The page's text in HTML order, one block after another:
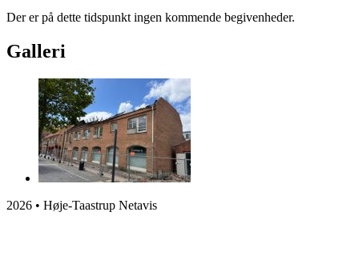
Der er på dette tidspunkt ingen kommende begivenheder.
Galleri
2026 • Høje-Taastrup Netavis